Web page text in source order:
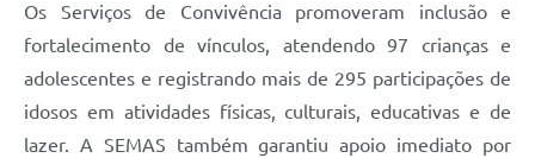
Os Serviços de Convivência promoveram inclusão e
fortalecimento de vínculos, atendendo 97 crianças e
adolescentes e registrando mais de 295 participações de
idosos em atividades físicas, culturais, educativas e de
lazer. A SEMAS também garantiu apoio imediato por